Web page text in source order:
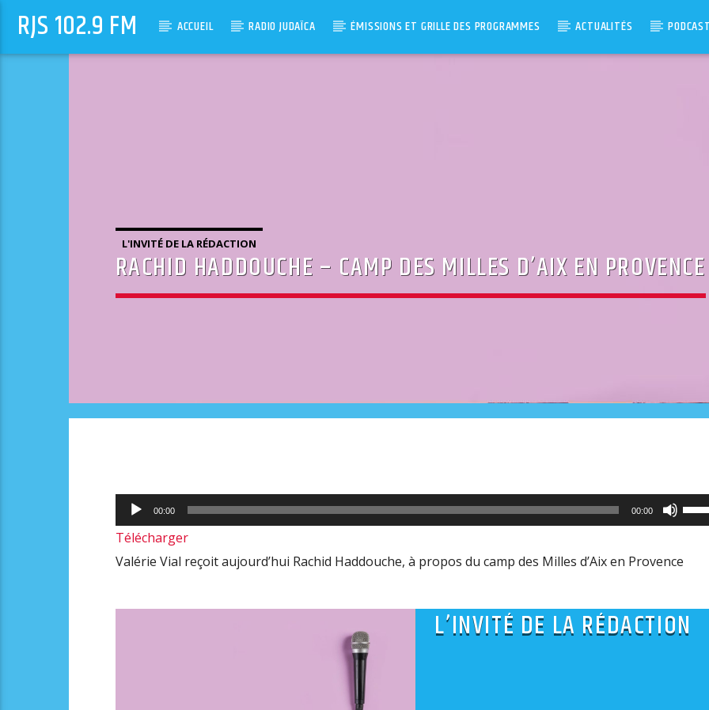
RJS 102.9 FM ACCUEIL RADIO JUDAÏCA ÉMISSIONS ET GRILLE DES PROGRAMMES ACTUALITÉS
L'INVITÉ DE LA RÉDACTION
RACHID HADDOUCHE – CAMP DES MILLES D’AIX EN PROVENCE
Lecteur
audio
00:00 00:00
les
Télécharger
Valérie Vial reçoit aujourd’hui Rachid Haddouche, à propos du camp des Milles d’Aix en Provence
L’INVITÉ DE LA RÉDACTION